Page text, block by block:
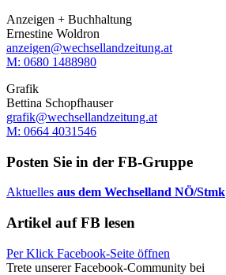
Anzeigen + Buchhaltung
Ernestine Woldron
anzeigen@wechsellandzeitung.at
M: ‭0680 1488980‬
Grafik
Bettina Schopfhauser
grafik@wechsellandzeitung.at
M: 0664 4031546
Posten Sie in der FB-Gruppe
Aktuelles aus dem Wechselland NÖ/Stmk
Artikel auf FB lesen
Per Klick Facebook-Seite öffnen
Trete unserer Facebook-Community bei